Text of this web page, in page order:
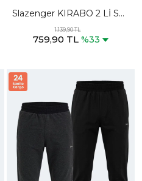
Slazenger KIRABO 2 Lİ SET
Erkek Fermuar Cepli Siyah -
Lacivert Eşofman Altı
1.139,90 TL
759,90 TL %33